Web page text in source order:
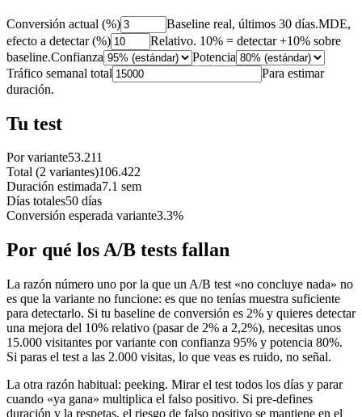
Conversión actual (%) Baseline real, últimos 30 días.MDE,
efecto a detectar (%)
Relativo. 10% = detectar +10% sobre
baseline.Confianza
Potencia
Tráfico semanal total
Para estimar
duración.
Tu test
Por variante53.211
Total (2 variantes)106.422
Duración estimada7.1 sem
Días totales50 días
Conversión esperada variante3.3%
Por qué los A/B tests fallan
La razón número uno por la que un A/B test «no concluye nada» no
es que la variante no funcione: es que no tenías muestra suficiente
para detectarlo. Si tu baseline de conversión es 2% y quieres detectar
una mejora del 10% relativo (pasar de 2% a 2,2%), necesitas unos
15.000 visitantes por variante con confianza 95% y potencia 80%.
Si paras el test a las 2.000 visitas, lo que veas es ruido, no señal.
La otra razón habitual: peeking. Mirar el test todos los días y parar
cuando «ya gana» multiplica el falso positivo. Si pre-defines
duración y la respetas, el riesgo de falso positivo se mantiene en el